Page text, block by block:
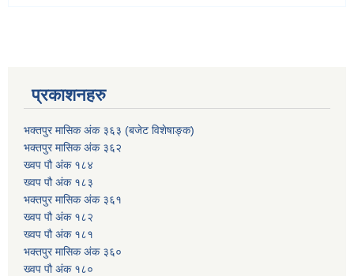
प्रकाशनहरु
भक्तपुर मासिक अंक ३६३ (बजेट विशेषाङ्क)
भक्तपुर मासिक अंक ३६२
ख्वप पौ अंक १८४
ख्वप पौ अंक १८३
भक्तपुर मासिक अंक ३६१
ख्वप पौ अंक १८२
ख्वप पौ अंक १८१
भक्तपुर मासिक अंक ३६०
ख्वप पौ अंक १८०